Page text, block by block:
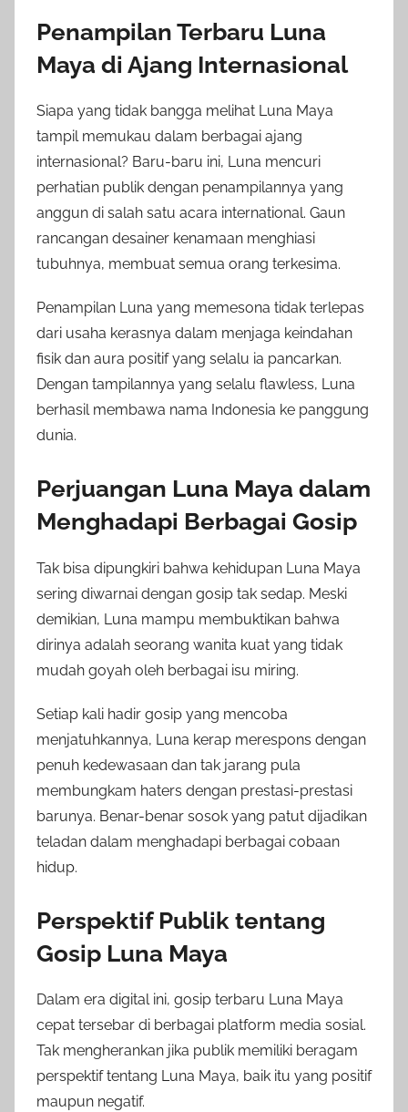
Penampilan Terbaru Luna
Maya di Ajang Internasional
Siapa yang tidak bangga melihat Luna Maya
tampil memukau dalam berbagai ajang
internasional? Baru-baru ini, Luna mencuri
perhatian publik dengan penampilannya yang
anggun di salah satu acara international. Gaun
rancangan desainer kenamaan menghiasi
tubuhnya, membuat semua orang terkesima.
Penampilan Luna yang memesona tidak terlepas
dari usaha kerasnya dalam menjaga keindahan
fisik dan aura positif yang selalu ia pancarkan.
Dengan tampilannya yang selalu flawless, Luna
berhasil membawa nama Indonesia ke panggung
dunia.
Perjuangan Luna Maya dalam
Menghadapi Berbagai Gosip
Tak bisa dipungkiri bahwa kehidupan Luna Maya
sering diwarnai dengan gosip tak sedap. Meski
demikian, Luna mampu membuktikan bahwa
dirinya adalah seorang wanita kuat yang tidak
mudah goyah oleh berbagai isu miring.
Setiap kali hadir gosip yang mencoba
menjatuhkannya, Luna kerap merespons dengan
penuh kedewasaan dan tak jarang pula
membungkam haters dengan prestasi-prestasi
barunya. Benar-benar sosok yang patut dijadikan
teladan dalam menghadapi berbagai cobaan
hidup.
Perspektif Publik tentang
Gosip Luna Maya
Dalam era digital ini, gosip terbaru Luna Maya
cepat tersebar di berbagai platform media sosial.
Tak mengherankan jika publik memiliki beragam
perspektif tentang Luna Maya, baik itu yang positif
maupun negatif.